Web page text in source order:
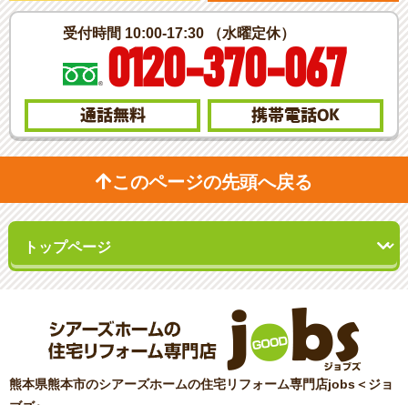
受付時間 10:00-17:30 （水曜定休）
0120-370-067
通話無料 携帯電話OK
このページの先頭へ戻る
熊本県熊本市のシアーズホームの住宅リフォーム専門店jobs＜ジョ